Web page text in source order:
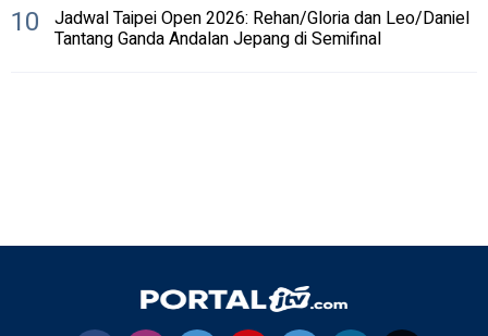
10 Jadwal Taipei Open 2026: Rehan/Gloria dan Leo/Daniel
Tantang Ganda Andalan Jepang di Semifinal